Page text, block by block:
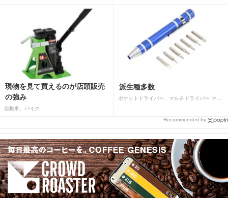
現物を見て買えるのが店頭販売
の強み
自動車、バイク
派生種多数
Recommended by